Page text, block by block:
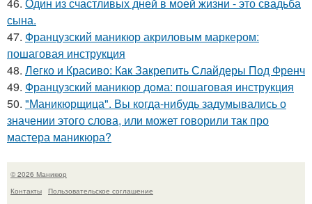
сына.
47. Французский маникюр акриловым маркером:
пошаговая инструкция
48. Легко и Красиво: Как Закрепить Слайдеры Под Френч
49. Французский маникюр дома: пошаговая инструкция
50. "Маникюрщица". Вы когда-нибудь задумывались о
значении этого слова, или может говорили так про
мастера маникюра?
© 2026 Маникюр
Контакты
Пользовательское соглашение